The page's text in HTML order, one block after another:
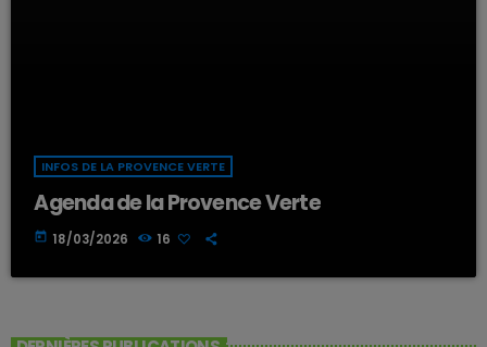
INFOS DE LA PROVENCE VERTE
Agenda de la Provence Verte
today 18/03/2026 16